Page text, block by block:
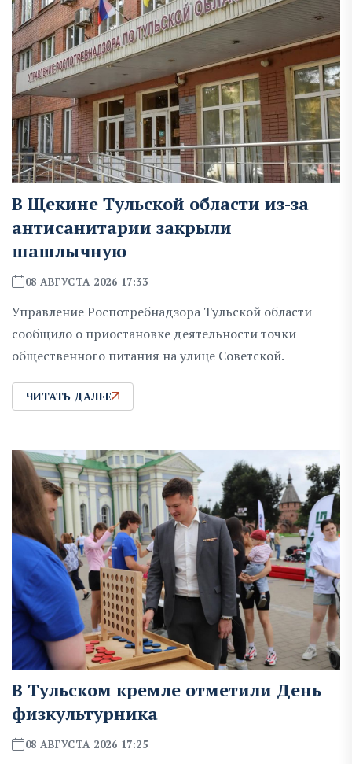
В Щекине Тульской области из-за
антисанитарии закрыли
шашлычную
08 АВГУСТА 2026 17:33
Управление Роспотребнадзора Тульской области
сообщило о приостановке деятельности точки
общественного питания на улице Советской.
ЧИТАТЬ ДАЛЕЕ
В Тульском кремле отметили День
физкультурника
08 АВГУСТА 2026 17:25